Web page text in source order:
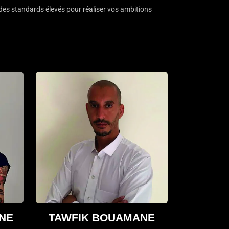
standards élevés pour réaliser vos ambitions
TAWFIK BOUAMANE